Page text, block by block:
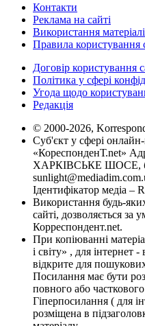
Контакти
Реклама на сайті
Використання
Правила користування
Договір користування
Політика у сфері
Угода щодо
Редакція
© 2000-2026,
Суб'єкт у сфері
«КореспонденТ.net»
ХАРКІВСЬКЕ ШОСЕ,
Ідентифікатор медіа –
Використання будь-
сайті, дозволяється за
Корреспондент.net.
При копіюванні
і світу» , для інтернет
відкрите для
Посилання має бути
повного або
Гіперпосилання ( для
розміщена в